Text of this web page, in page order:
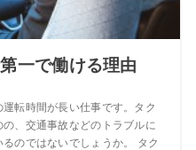
一で働ける理由
転時間が長い仕事です。タク
、交通事故などのトラブルに
のではないでしょうか。 タク